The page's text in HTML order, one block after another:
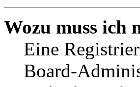
Wozu muss ich
Eine
Board-